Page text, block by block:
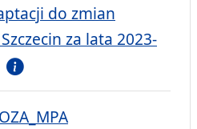
do zmian
za lata 2023-